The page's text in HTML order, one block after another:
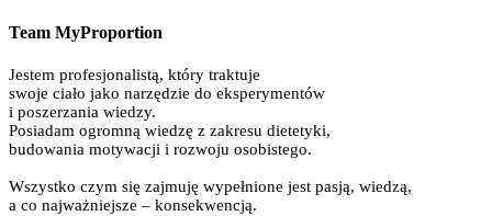
Team MyProportion
Jestem profesjonalistą, który traktuje
swoje ciało jako narzędzie do eksperymentów
i poszerzania wiedzy.
Posiadam ogromną wiedzę z zakresu dietetyki,
budowania motywacji i rozwoju osobistego.
Wszystko czym się zajmuję wypełnione jest pasją, wiedzą,
a co najważniejsze – konsekwencją.